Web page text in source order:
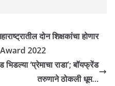
दोन शिक्षकांचा होणार
2022
‘प्रेमाचा राडा’; बॉयफ्रेंड
तरुणाने ठोकली धूम…